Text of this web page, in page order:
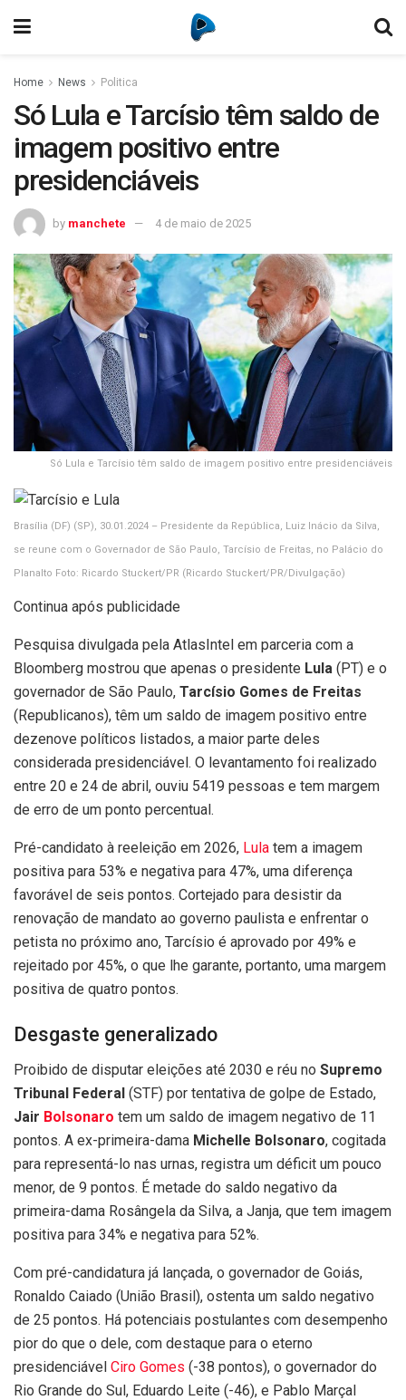
Home News Politica
Só Lula e Tarcísio têm saldo de
imagem positivo entre
presidenciáveis
by manchete 4 de maio de 2025
Só Lula e Tarcísio têm saldo de imagem positivo entre presidenciáveis
Brasília (DF) (SP), 30.01.2024 – Presidente da República, Luiz Inácio da Silva,
se reune com o Governador de São Paulo, Tarcísio de Freitas, no Palácio do
Planalto Foto: Ricardo Stuckert/PR (Ricardo Stuckert/PR/Divulgação)
Continua após publicidade
Pesquisa divulgada pela AtlasIntel em parceria com a
Bloomberg mostrou que apenas o presidente Lula (PT) e o
governador de São Paulo, Tarcísio Gomes de Freitas
(Republicanos), têm um saldo de imagem positivo entre
dezenove políticos listados, a maior parte deles
considerada presidenciável. O levantamento foi realizado
entre 20 e 24 de abril, ouviu 5419 pessoas e tem margem
de erro de um ponto percentual.
Pré-candidato à reeleição em 2026, Lula tem a imagem
positiva para 53% e negativa para 47%, uma diferença
favorável de seis pontos. Cortejado para desistir da
renovação de mandato ao governo paulista e enfrentar o
petista no próximo ano, Tarcísio é aprovado por 49% e
rejeitado por 45%, o que lhe garante, portanto, uma margem
positiva de quatro pontos.
Desgaste generalizado
Proibido de disputar eleições até 2030 e réu no Supremo
Tribunal Federal (STF) por tentativa de golpe de Estado,
Jair Bolsonaro tem um saldo de imagem negativo de 11
pontos. A ex-primeira-dama Michelle Bolsonaro, cogitada
para representá-lo nas urnas, registra um déficit um pouco
menor, de 9 pontos. É metade do saldo negativo da
primeira-dama Rosângela da Silva, a Janja, que tem imagem
positiva para 34% e negativa para 52%.
Com pré-candidatura já lançada, o governador de Goiás,
Ronaldo Caiado (União Brasil), ostenta um saldo negativo
de 25 pontos. Há potenciais postulantes com desempenho
pior do que o dele, com destaque para o eterno
presidenciável Ciro Gomes (-38 pontos), o governador do
Rio Grande do Sul, Eduardo Leite (-46), e Pablo Marçal